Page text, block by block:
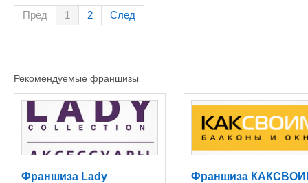
Пред 1 2 След
Рекомендуемые франшизы
Франшиза Lady
Франшиза